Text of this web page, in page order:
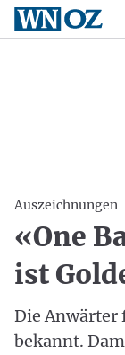
Auszeichnungen
«One
ist
Die Anwärter
bekannt.